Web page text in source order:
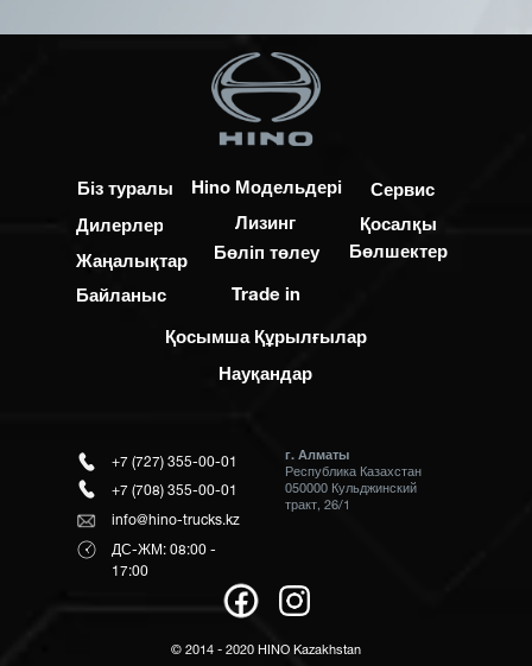
г. Алматы
Республика Казахстан
050000 Кульджинский
тракт, 26/1
+7 (727) 355-00-01
ДС-ЖМ: 08:00 -
17:00
+7 (708) 355-00-01
info@hino-trucks.kz
Біз туралы
Дилерлер
Жаңалықтар
Байланыс
Қосалқы
Бөлшектер
Сервис
Бөліп төлеу
Лизинг
Hino Модельдері
Trade in
Қосымша Құрылғылар
Науқандар
© 2014 - 2020 HINO Kazakhstan